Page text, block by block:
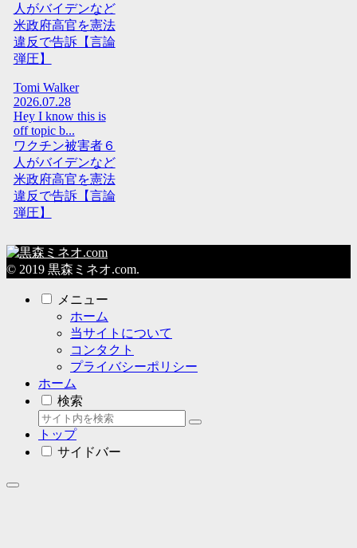
人がバイデンなど
米政府高官を憲法
違反で告訴【言論
弾圧】
Tomi Walker
2026.07.28
Hey I know this is
off topic b...
ワクチン被害者６
人がバイデンなど
米政府高官を憲法
違反で告訴【言論
弾圧】
© 2019 黒森ミネオ.com.
メニュー
ホーム
当サイトについて
コンタクト
プライバシーポリシー
ホーム
検索
トップ
サイドバー